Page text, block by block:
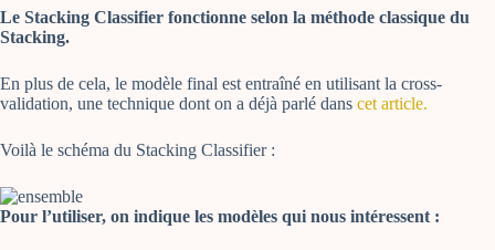
Le Stacking Classifier fonctionne selon la méthode classique du
Stacking.
En plus de cela, le modèle final est entraîné en utilisant la cross-
validation, une technique dont on a déjà parlé dans cet article.
Voilà le schéma du Stacking Classifier :
Pour l’utiliser, on indique les modèles qui nous intéressent :